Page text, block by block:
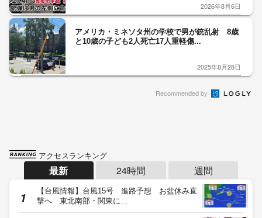
2026年8月6日
アメリカ・ミネソタ州の学校で男が銃乱射 8歳
と10歳の子ども2人死亡17人重軽傷...
2025年8月28日
Recommended by
アクセスランキング
最新 24時間 週間
【台風情報】台風15号 進路予想 お盆休み直
撃へ 東北南部・関東に…